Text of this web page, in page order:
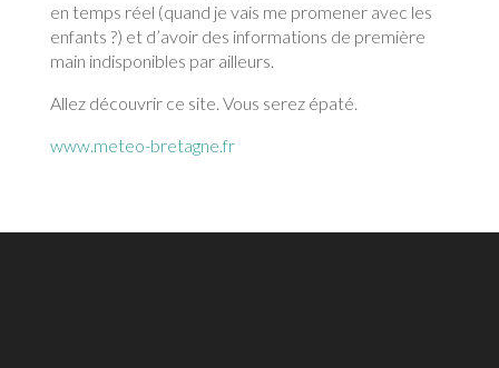
en temps réel (quand je vais me promener avec les
enfants ?) et d’avoir des informations de première
main indisponibles par ailleurs.
Allez découvrir ce site. Vous serez épaté.
www.meteo-bretagne.fr